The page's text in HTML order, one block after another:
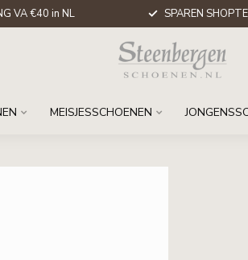
VA €40 in NL SPAREN
MEISJESSCHOENEN